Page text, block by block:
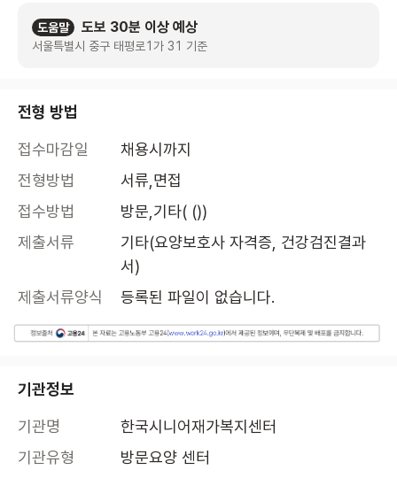
도움말 도보 30분 이상 예상
서울특별시 중구 태평로1가 31 기준
전형 방법
접수마감일
채용시까지
전형방법
서류,면접
접수방법
방문,기타( ())
제출서류
기타(요양보호사 자격증, 건강검진결과
서)
제출서류양식
등록된 파일이 없습니다.
기관정보
기관명
한국시니어재가복지센터
기관유형
방문요양 센터